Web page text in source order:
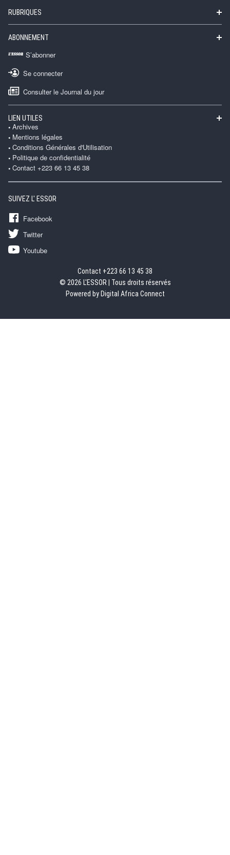
RUBRIQUES
ABONNEMENT
S’abonner
Se connecter
Consulter le Journal du jour
LIEN UTILES
Archives
Mentions légales
Conditions Générales d'Utilisation
Politique de confidentialité
Contact +223 66 13 45 38
SUIVEZ L' ESSOR
Facebook
Twitter
Youtube
Contact +223 66 13 45 38
© 2026 L'ESSOR | Tous droits réservés
Powered by Digital Africa Connect